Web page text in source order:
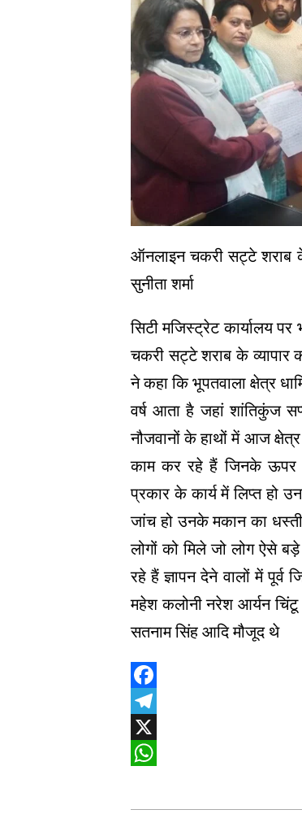
ऑनलाइन चकरी सट्टे शराब के
सुनीता शर्मा
सिटी मजिस्ट्रेट कार्यालय पर
चकरी सट्टे शराब के व्यापार
ने कहा कि भूपतवाला क्षेत्र
वर्ष आता है जहां शांतिकुंज
नौजवानों के हाथों में आज
काम कर रहे हैं जिनके ऊपर
प्रकार के कार्य में लिप्त हो
जांच हो उनके मकान का
लोगों को मिले जो लोग ऐसे
रहे हैं ज्ञापन देने वालों में पूर्व
महेश कलोनी नरेश आर्यन चिंटू
सतनाम सिंह आदि मौजूद थे
Facebook
Telegram
X